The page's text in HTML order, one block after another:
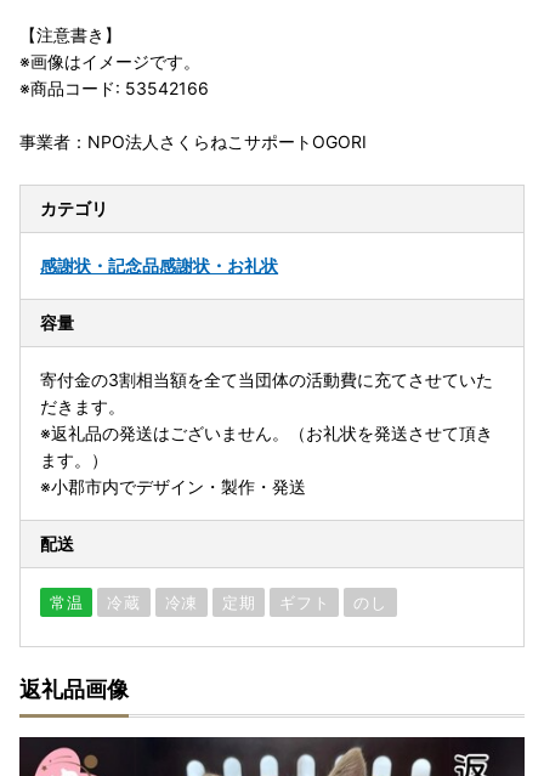
【注意書き】
※画像はイメージです。
※商品コード: 53542166
事業者：NPO法人さくらねこサポートOGORI
カテゴリ
感謝状・記念品感謝状・お礼状
容量
寄付金の3割相当額を全て当団体の活動費に充てさせていた
だきます。
※返礼品の発送はございません。（お礼状を発送させて頂き
ます。）
※小郡市内でデザイン・製作・発送
配送
常温 冷蔵 冷凍 定期 ギフト のし
返礼品画像